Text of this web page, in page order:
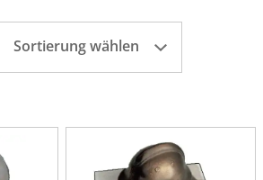
Sortierung wählen